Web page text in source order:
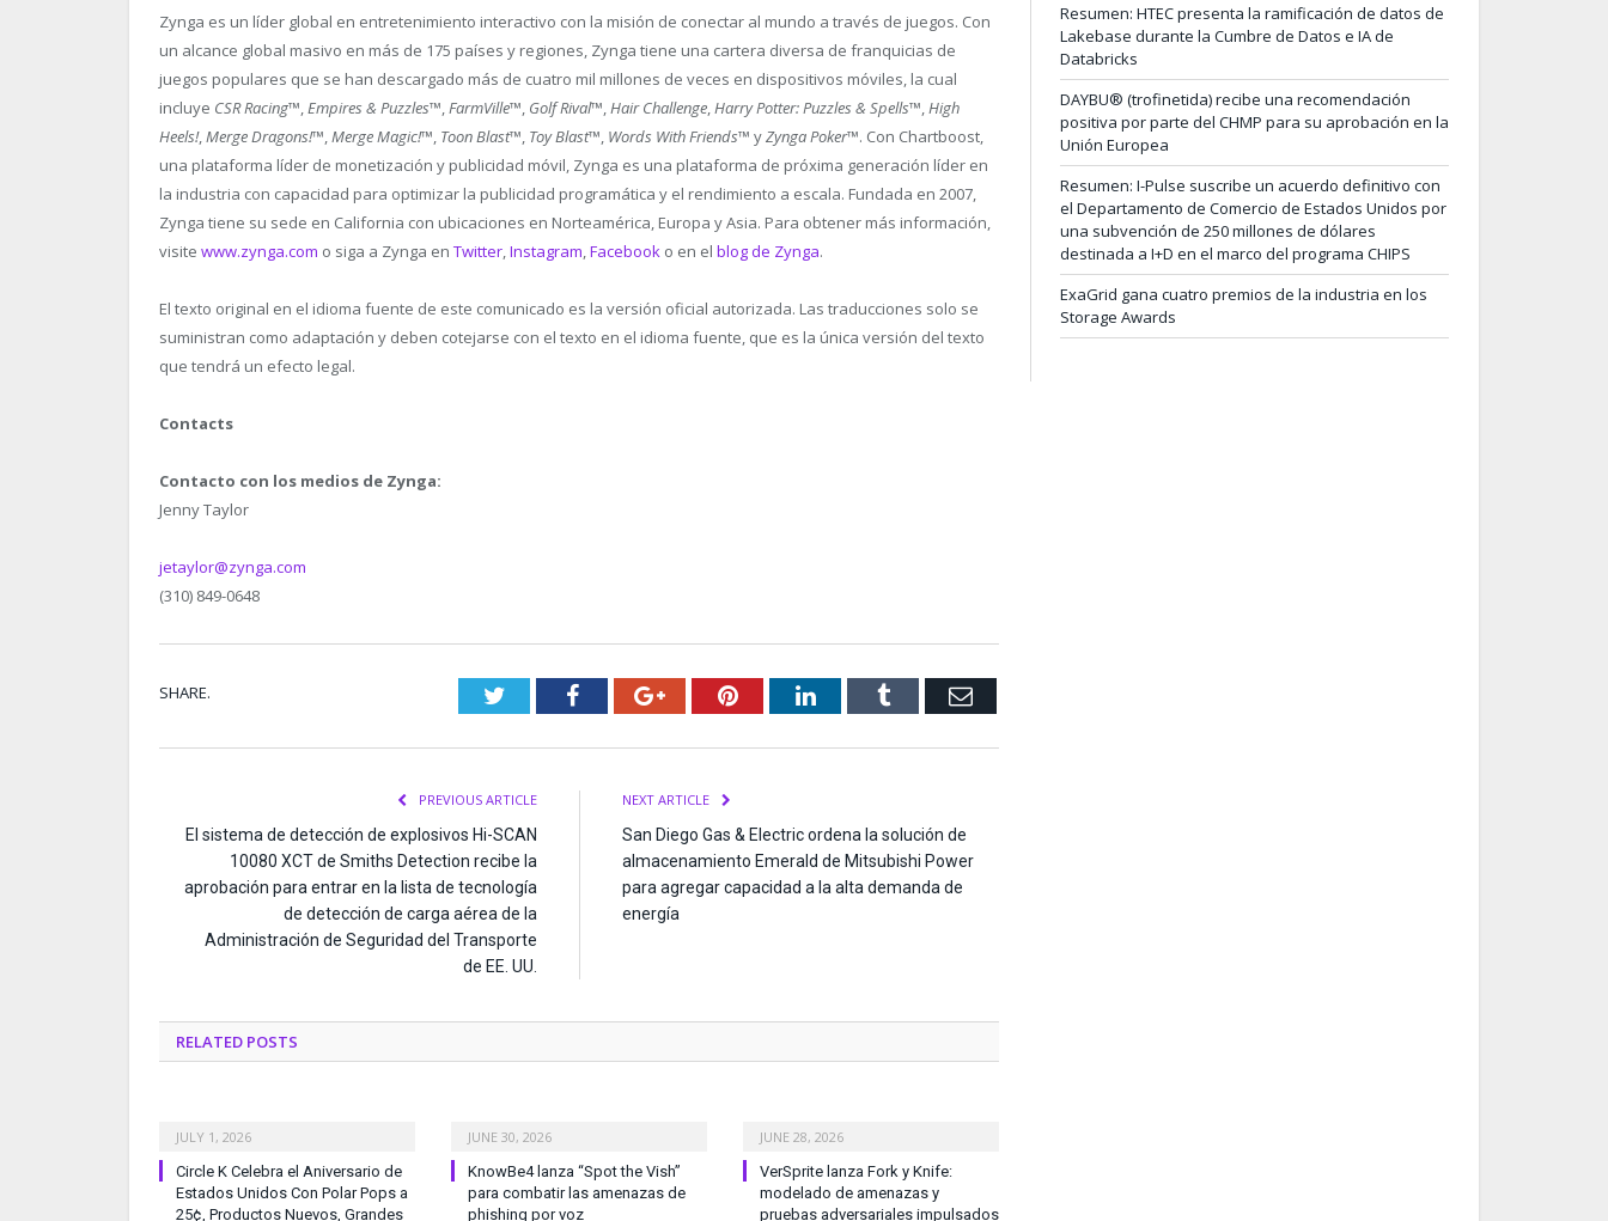
Zynga es un líder global en entretenimiento interactivo con la misión de conectar al mundo a través de juegos. Con
un alcance global masivo en más de 175 países y regiones, Zynga tiene una cartera diversa de franquicias de
juegos populares que se han descargado más de cuatro mil millones de veces en dispositivos móviles, la cual
incluye CSR Racing™,Empires & Puzzles™,FarmVille™, Golf Rival™,Hair Challenge,Harry Potter: Puzzles & Spells™,High
Heels!,Merge Dragons!™,Merge Magic!™, Toon Blast™, Toy Blast™, Words With Friends™ yZynga Poker™. Con Chartboost,
una plataforma líder de monetización y publicidad móvil, Zynga es una plataforma de próxima generación líder en
la industria con capacidad para optimizar la publicidad programática y el rendimiento a escala. Fundada en 2007,
Zynga tiene su sede en California con ubicaciones en Norteamérica, Europa y Asia. Para obtener más información,
visite www.zynga.com o siga a Zynga en Twitter,Instagram,Facebook o en el blog de Zynga.
El texto original en el idioma fuente de este comunicado es la versión oficial autorizada. Las traducciones solo se
suministran como adaptación y deben cotejarse con el texto en el idioma fuente, que es la única versión del texto
que tendrá un efecto legal.
Contacts
Contacto con los medios de Zynga:
Jenny Taylor
jetaylor@zynga.com
(310) 849-0648
SHARE. TwitterFacebookGoogle+PinterestLinkedInTumblr Email
PREVIOUS ARTICLE
El sistema de detección de explosivos Hi-SCAN
10080 XCT de Smiths Detection recibe la
aprobación para entrar en la lista de tecnología
de detección de carga aérea de la
Administración de Seguridad del Transporte
de EE. UU.
NEXT ARTICLE
San Diego Gas & Electric ordena la solución de
almacenamiento Emerald de Mitsubishi Power
para agregar capacidad a la alta demanda de
energía
RELATED POSTS
JULY 1, 2026
Circle K Celebra el Aniversario de
Estados Unidos Con Polar Pops a
25¢, Productos Nuevos, Grandes
JUNE 30, 2026
KnowBe4 lanza “Spot the Vish”
para combatir las amenazas de
phishing por voz
JUNE 28, 2026
VerSprite lanza Fork y Knife:
modelado de amenazas y
pruebas adversariales impulsados
Resumen: HTEC presenta la ramificación de datos de
Lakebase durante la Cumbre de Datos e IA de
Databricks
DAYBU® (trofinetida) recibe una recomendación
positiva por parte del CHMP para su aprobación en la
Unión Europea
Resumen: I-Pulse suscribe un acuerdo definitivo con
el Departamento de Comercio de Estados Unidos por
una subvención de 250 millones de dólares
destinada a I+D en el marco del programa CHIPS
ExaGrid gana cuatro premios de la industria en los
Storage Awards